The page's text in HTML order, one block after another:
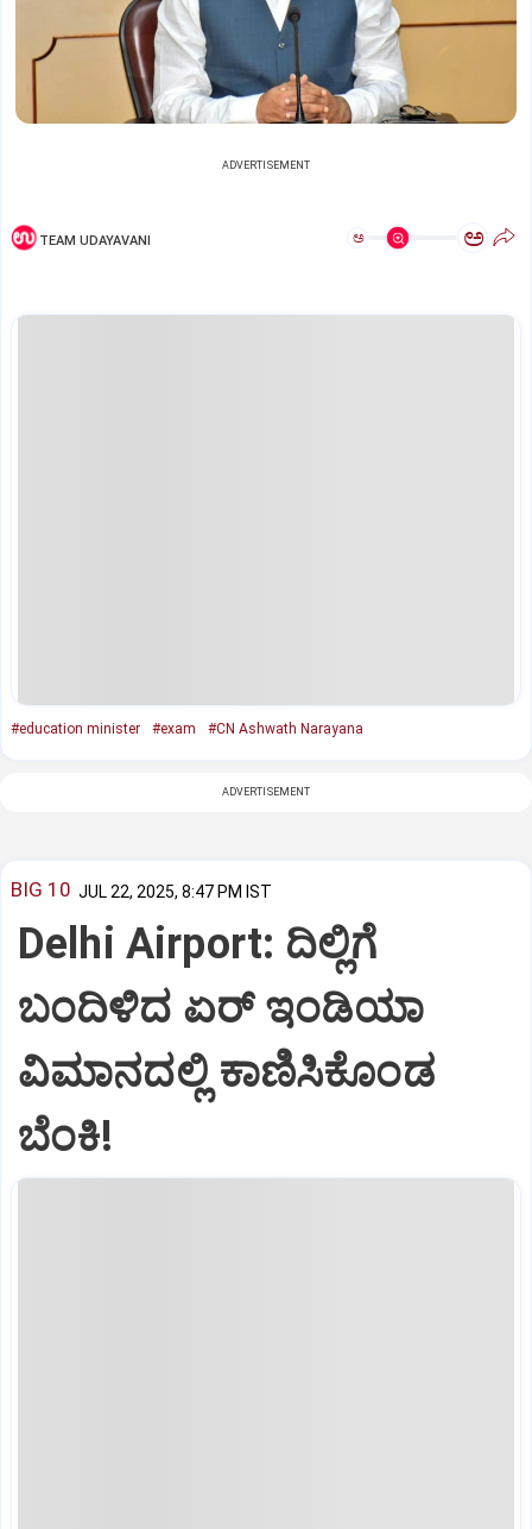
ADVERTISEMENT
TEAM UDAYAVANI ಅ ಅ
#education minister #exam #CN Ashwath Narayana
ADVERTISEMENT
BIG 10 JUL 22, 2025, 8:47 PM IST
Delhi Airport: ದಿಲ್ಲಿಗೆ
ಬಂದಿಳಿದ ಏರ್‌ ಇಂಡಿಯಾ
ವಿಮಾನದಲ್ಲಿ ಕಾಣಿಸಿಕೊಂಡ
ಬೆಂಕಿ!